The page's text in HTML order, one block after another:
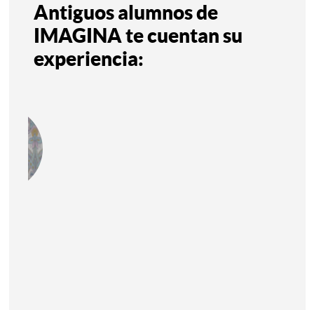
Antiguos alumnos de
IMAGINA te cuentan su
experiencia: